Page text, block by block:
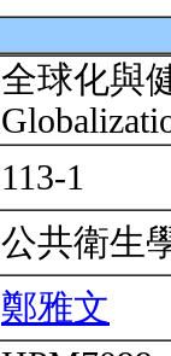
全球化與
113-1
公共衛生
鄭雅文